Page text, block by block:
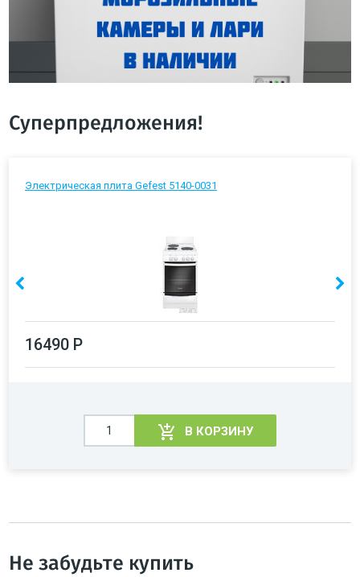
Суперпредложения!
Электрическая плита Gefest 5140-0031
16490 Р
В КОРЗИНУ
Не забудьте купить